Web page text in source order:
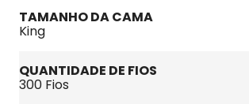
TAMANHO DA CAMA
King
QUANTIDADE DE FIOS
300 Fios